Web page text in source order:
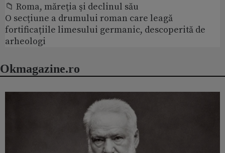
📁 Roma, măreţia şi declinul său
O secțiune a drumului roman care leagă
fortificațiile limesului germanic, descoperită de
arheologi
Okmagazine.ro